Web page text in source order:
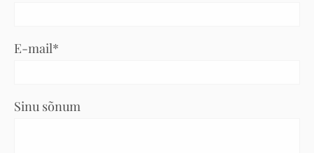
E-mail
Sinu sõnum